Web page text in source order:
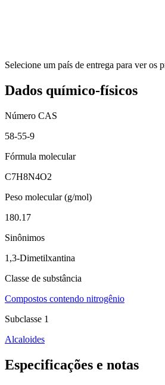
Selecione um país de entrega para ver os
Dados químico-físicos
Número CAS
58-55-9
Fórmula molecular
C7H8N4O2
Peso molecular (g/mol)
180.17
Sinônimos
1,3-Dimetilxantina
Classe de substância
Compostos contendo nitrogênio
Subclasse 1
Alcaloides
Especificações e notas